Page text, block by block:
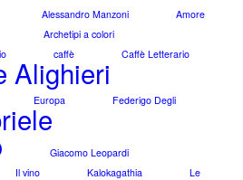
Alessandro Manzoni
Amore
Archetipi a colori
caffè
Caffè Letterario
Alighieri
Europa
Federigo Degli
Giacomo Leopardi
Il vino Kalokagathia Le